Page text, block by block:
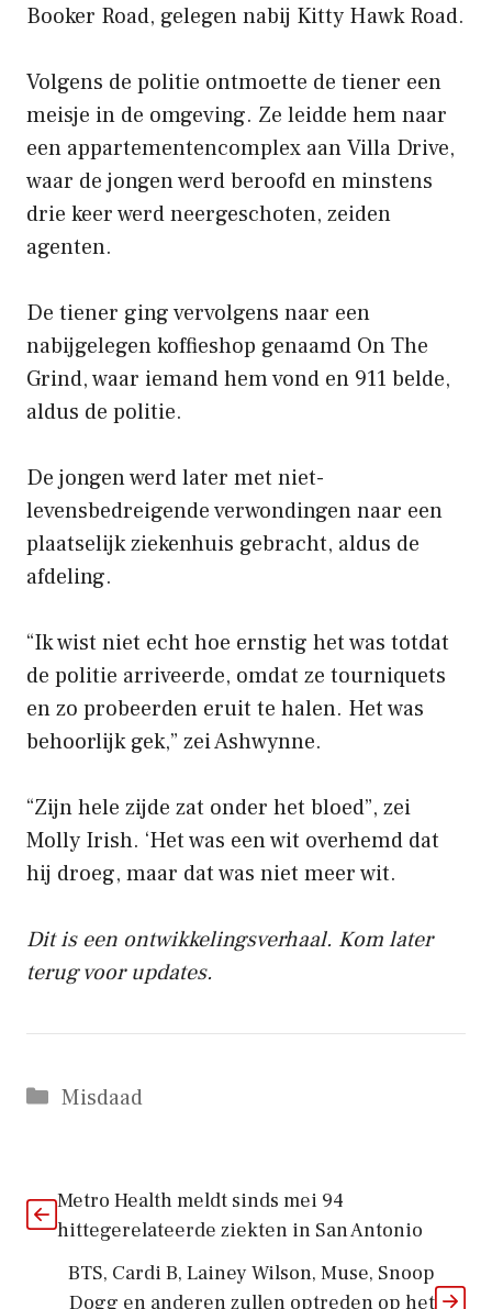
Booker Road, gelegen nabij Kitty Hawk Road.
Volgens de politie ontmoette de tiener een
meisje in de omgeving. Ze leidde hem naar
een appartementencomplex aan Villa Drive,
waar de jongen werd beroofd en minstens
drie keer werd neergeschoten, zeiden
agenten.
De tiener ging vervolgens naar een
nabijgelegen koffieshop genaamd On The
Grind, waar iemand hem vond en 911 belde,
aldus de politie.
De jongen werd later met niet-
levensbedreigende verwondingen naar een
plaatselijk ziekenhuis gebracht, aldus de
afdeling.
“Ik wist niet echt hoe ernstig het was totdat
de politie arriveerde, omdat ze tourniquets
en zo probeerden eruit te halen. Het was
behoorlijk gek,” zei Ashwynne.
“Zijn hele zijde zat onder het bloed”, zei
Molly Irish. ‘Het was een wit overhemd dat
hij droeg, maar dat was niet meer wit.
Dit is een ontwikkelingsverhaal. Kom later
terug voor updates.
Categorieën
Misdaad
Metro Health meldt sinds mei 94
hittegerelateerde ziekten in San Antonio
BTS, Cardi B, Lainey Wilson, Muse, Snoop
Dogg en anderen zullen optreden op het